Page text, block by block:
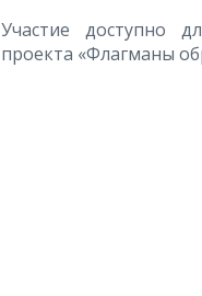
Участие доступно
проекта «Флагманы